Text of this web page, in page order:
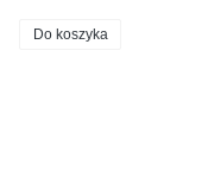
Do koszyka